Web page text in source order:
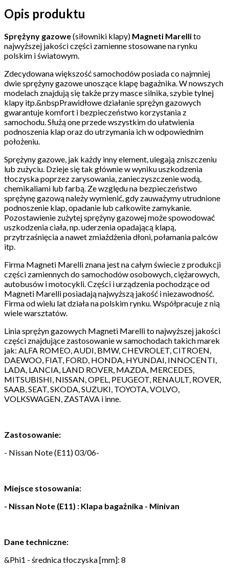
Opis produktu
Sprężyny gazowe(siłowniki klapy) Magneti Marellito
najwyższej jakości części zamienne stosowane na rynku
polskim i światowym.
Zdecydowana większość samochodów posiada co najmniej
dwie sprężyny gazowe unoszące klapę bagażnika. W nowszych
modelach znajdują się także przy masce silnika, szybie tylnej
klapy itp.&nbspPrawidłowe działanie sprężyn gazowych
gwarantuje komfort i bezpieczeństwo korzystania z
samochodu. Służą one przede wszystkim do ułatwienia
podnoszenia klap oraz do utrzymania ich w odpowiednim
położeniu.
Sprężyny gazowe, jak każdy inny element, ulegają zniszczeniu
lub zużyciu. Dzieje się tak głównie w wyniku uszkodzenia
tłoczyska poprzez zarysowania, zanieczyszczenie wodą,
chemikaliami lub farbą. Ze względu na bezpieczeństwo
sprężynę gazową należy wymienić, gdy zauważymy utrudnione
podnoszenie klap, opadanie lub całkowite zamykanie.
Pozostawienie zużytej sprężyny gazowej może spowodować
uszkodzenia ciała, np. uderzenia opadającą klapą,
przytrzaśnięcia a nawet zmiażdżenia dłoni, połamania palców
itp.
Firma Magneti Marelli znana jest na całym świecie z produkcji
części zamiennych do samochodów osobowych, ciężarowych,
autobusów i motocykli. Części i urządzenia pochodzące od
Magneti Marelli posiadają najwyższą jakość i niezawodność.
Firma od wielu lat działa na polskim rynku. Współpracuje z nią
wiele warsztatów.
Linia sprężyn gazowych Magneti Marelli to najwyższej jakości
części znajdujące zastosowanie w samochodach takich marek
jak: ALFA ROMEO, AUDI, BMW, CHEVROLET, CITROEN,
DAEWOO, FIAT, FORD, HONDA, HYUNDAI, INNOCENTI,
LADA, LANCIA, LAND ROVER, MAZDA, MERCEDES,
MITSUBISHI, NISSAN, OPEL, PEUGEOT, RENAULT, ROVER,
SAAB, SEAT, SKODA, SUZUKI, TOYOTA, VOLVO,
VOLKSWAGEN, ZASTAVA i inne.
Zastosowanie:
- Nissan Note (E11) 03/06-
Miejsce stosowania:
- Nissan Note (E11) : Klapa bagażnika - Minivan
Dane techniczne:
&Phi1 - średnica tłoczyska [mm]: 8